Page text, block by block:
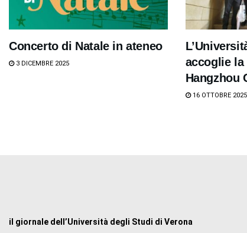
Concerto di Natale in ateneo
3 DICEMBRE 2025
accoglie la
Hangzhou
16 OTTOBRE 2025
il giornale dell’Università degli Studi di Verona